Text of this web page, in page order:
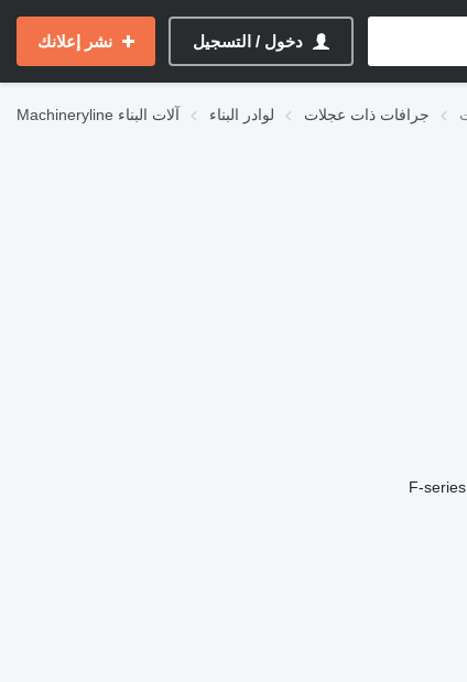
دخول / التسجيل نشر إعلانك
Machineryline آلات البناء لوادر البناء جرافات ذات عجلات
F-series